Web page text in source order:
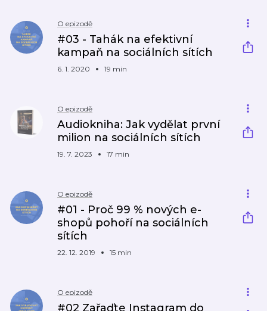
O epizodě
#03 - Tahák na efektivní
kampaň na sociálních sítích
6. 1. 2020 19 min
O epizodě
Audiokniha: Jak vydělat první
milion na sociálních sítích
19. 7. 2023 17 min
O epizodě
#01 - Proč 99 % nových e-
shopů pohoří na sociálních
sítích
22. 12. 2019 15 min
O epizodě
#02 Zařaďte Instagram do